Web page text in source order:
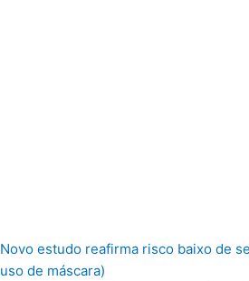
Novo estudo reafirma risco baixo de
uso de máscara)